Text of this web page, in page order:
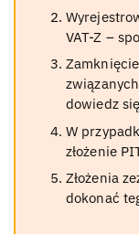
VAT-Z –
dowiedz
W
złożenie
Złożenia
dokonać